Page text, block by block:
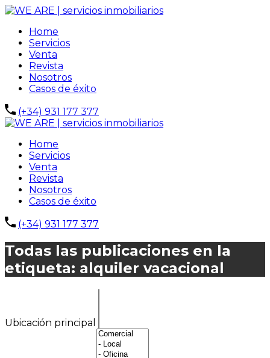
Home
Servicios
Venta
Revista
Nosotros
Casos de éxito
(+34) 931 177 377
Home
Servicios
Venta
Revista
Nosotros
Casos de éxito
(+34) 931 177 377
Todas las publicaciones en la
etiqueta: alquiler vacacional
Ubicación principal